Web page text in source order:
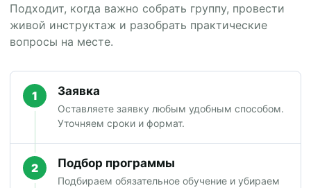
Подходит, когда важно собрать группу, провести
живой инструктаж и разобрать практические
вопросы на месте.
1 Заявка
Оставляете заявку любым удобным способом.
Уточняем сроки и формат.
2 Подбор программы
Подбираем обязательное обучение и убираем